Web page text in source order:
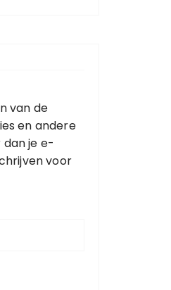
van de
en andere
dan je e-
voor